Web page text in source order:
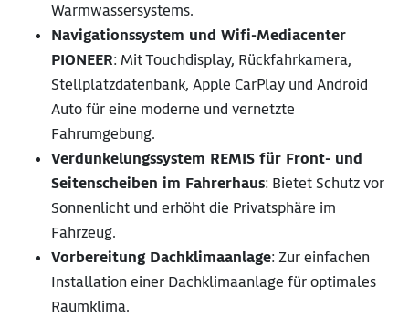
Warmwassersystems.
Navigationssystem und Wifi-Mediacenter
PIONEER: Mit Touchdisplay, Rückfahrkamera,
Stellplatzdatenbank, Apple CarPlay und Android
Auto für eine moderne und vernetzte
Fahrumgebung.
Verdunkelungssystem REMIS für Front- und
Seitenscheiben im Fahrerhaus: Bietet Schutz vor
Sonnenlicht und erhöht die Privatsphäre im
Fahrzeug.
Vorbereitung Dachklimaanlage: Zur einfachen
Installation einer Dachklimaanlage für optimales
Raumklima.